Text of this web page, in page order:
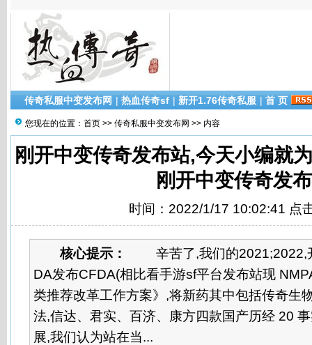
传奇私服中变发布网 | 热血传奇sf | 新开1.76传奇私服 | 首 页
您现在的位置： 首页 >> 传奇私服中变发布网 >> 内容
刚开中变传奇发布站,今天小编就
刚开中变传奇发布
时间：2022/1/17 10:02:41 点
核心提示：
辛苦了,我们的2021;2022,
DA发布CFDA(相比看手游sf平台发布站现
类推荐改革工作方案》,将新药其中包括传奇生
法,信达、君实、百济、康方四款国产历经 20
展,我们认为站在当...